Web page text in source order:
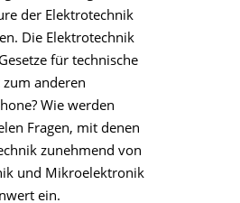
der Elektrotechnik
Die Elektrotechnik
für technische
anderen
Wie werden
Fragen, mit denen
zunehmend von
und Mikroelektronik
ein.